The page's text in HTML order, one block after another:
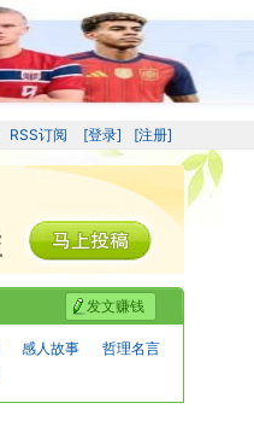
RSS订阅 [登录] [注册]
发文赚钱
感人故事
哲理名言